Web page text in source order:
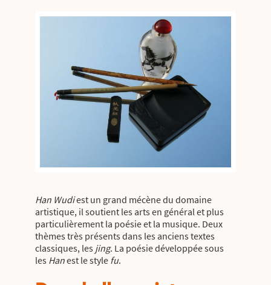
Han Wudiest un grand mécène du domaine
artistique, il soutient les arts en général et plus
particulièrement la poésie et la musique. Deux
thèmes très présents dans les anciens textes
classiques, les jing. La poésie développée sous
les Hanest le style fu.